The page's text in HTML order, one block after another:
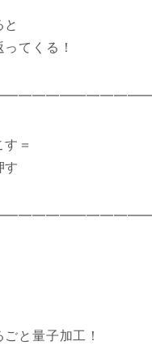
てくる！
＝
す
と量子加工！